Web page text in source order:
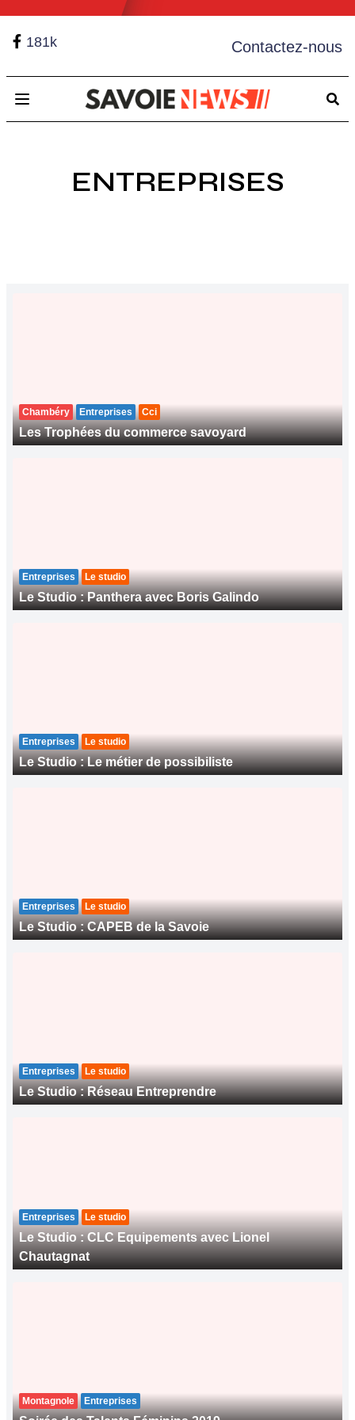
181k Contactez-nous
Open main menu
ENTREPRISES
Chambéry Entreprises Cci
Les Trophées du commerce savoyard
Entreprises Le studio
Le Studio : Panthera avec Boris Galindo
Entreprises Le studio
Le Studio : Le métier de possibiliste
Entreprises Le studio
Le Studio : CAPEB de la Savoie
Entreprises Le studio
Le Studio : Réseau Entreprendre
Entreprises Le studio
Le Studio : CLC Equipements avec Lionel
Chautagnat
Montagnole Entreprises